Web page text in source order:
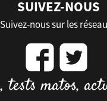
SUIVEZ-NOUS
Suivez-nous sur les